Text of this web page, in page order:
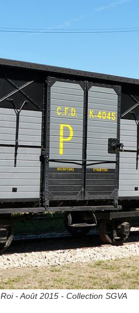
- Août 2015 - Collection SGVA